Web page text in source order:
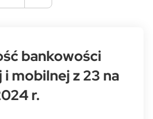
bankowości
mobilnej z 23 na
r.